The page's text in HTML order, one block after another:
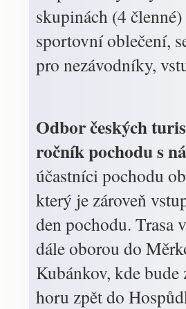
skupinách (4
sportovní oblečení,
pro nezávodníky,
Odbor českých
ročník pochodu s
účastníci pochodu
který je zároveň
den pochodu. Trasa
dále oborou do
Kubánkov, kde
horu zpět do